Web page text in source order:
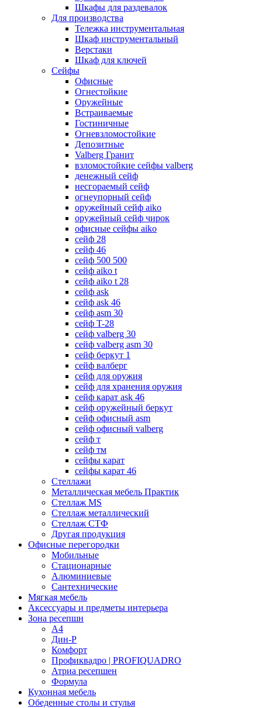
Шкафы для раздевалок
Для производства
Тележка инструментальная
Шкаф инструментальный
Верстаки
Шкаф для ключей
Сейфы
Офисные
Огнестойкие
Оружейные
Встраиваемые
Гостиничные
Огневзломостойкие
Депозитные
Valberg Гранит
взломостойкие сейфы valberg
денежный сейф
несгораемый сейф
огнеупорный сейф
оружейный сейф aiko
оружейный сейф чирок
офисные сейфы aiko
сейф 28
сейф 46
сейф 500 500
сейф aiko t
сейф aiko t 28
сейф ask
сейф ask 46
сейф asm 30
сейф T-28
сейф valberg 30
сейф valberg asm 30
сейф беркут 1
сейф валберг
сейф для оружия
сейф для хранения оружия
сейф карат ask 46
сейф оружейный беркут
сейф офисный asm
сейф офисный valberg
сейф т
сейф тм
сейфы карат
сейфы карат 46
Стеллажи
Металлическая мебель Практик
Стеллаж MS
Стеллаж металлический
Стеллаж СТФ
Другая продукция
Офисные перегородки
Мобильные
Стационарные
Алюминиевые
Сантехнические
Мягкая мебель
Аксессуары и предметы интерьера
Зона ресепшн
А4
Дин-Р
Комфорт
Профиквадро | PROFIQUADRO
Атриа ресепшен
Формула
Кухонная мебель
Обеденные столы и стулья